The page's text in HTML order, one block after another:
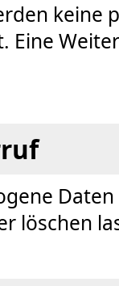
keine
Eine
löschen